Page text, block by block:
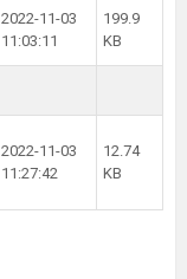
2022-11-03
11:03:11
199.9
KB
2022-11-03
11:27:42
12.74
KB